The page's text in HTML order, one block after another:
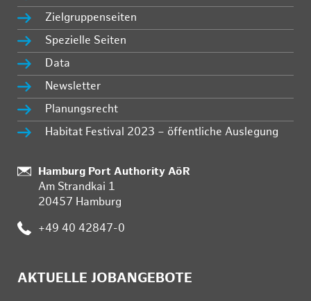
Zielgruppenseiten
Spezielle Seiten
Data
Newsletter
Planungsrecht
Habitat Festival 2023 – öffentliche Auslegung
Standort:
Hamburg Port Authority AöR
Am Strandkai 1
20457 Hamburg
Telefon:
+49 40 42847-0
AKTUELLE JOBANGEBOTE